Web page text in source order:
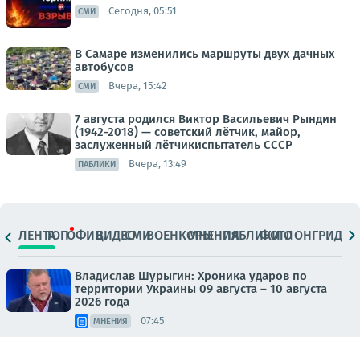
СМИ Сегодня, 05:51
В Самаре изменились маршруты двух дачных
автобусов
СМИ Вчера, 15:42
7 августа родился Виктор Васильевич Рындин
(1942-2018) — советский лётчик, майор,
заслуженный лётчикиспытатель СССР
ПАБЛИКИ Вчера, 13:49
ЛЕНТАТОПОФИЦ.ВИДЕОСМИВОЕНКОРЫМНЕНИЯПАБЛИКИ
ФОТОЛОНГРИДЫ
Владислав Шурыгин: Хроника ударов по
территории Украины 09 августа – 10 августа
2026 года
МНЕНИЯ 07:45